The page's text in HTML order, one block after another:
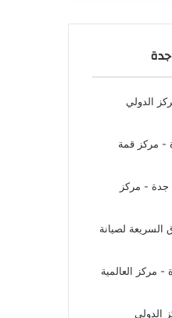
الدولي
- مركز قمة
جدة - مركز
السريعة لصيانة
- مركز العالمية
الدولي